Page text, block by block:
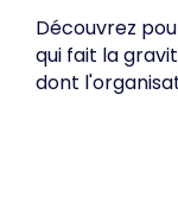
Découvrez
qui fait la
dont